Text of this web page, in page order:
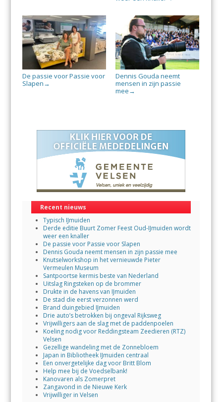
De passie voor Passie voor
Slapen →
Dennis Gouda neemt
mensen in zijn passie
mee →
Recent nieuws
Typisch IJmuiden
Derde editie Buurt Zomer Feest Oud-IJmuiden wordt
weer een knaller
De passie voor Passie voor Slapen
Dennis Gouda neemt mensen in zijn passie mee
Knutselworkshop in het vernieuwde Pieter
Vermeulen Museum
Santpoortse kermis beste van Nederland
Uitslag Ringsteken op de brommer
Drukte in de havens van IJmuiden
De stad die eerst verzonnen werd
Brand duingebied IJmuiden
Drie auto’s betrokken bij ongeval Rijksweg
Vrijwilligers aan de slag met de paddenpoelen
Koeling nodig voor Reddingsteam Zeedieren (RTZ)
Velsen
Gezellige wandeling met de Zonnebloem
Japan in Bibliotheek IJmuiden centraal
Een onvergetelijke dag voor Britt Blom
Help mee bij de Voedselbank!
Kanovaren als Zomerpret
Zangavond in de Nieuwe Kerk
Vrijwilliger in Velsen